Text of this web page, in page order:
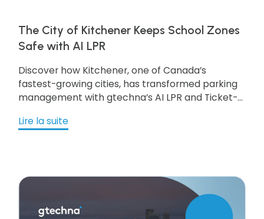
The City of Kitchener Keeps School Zones
Safe with AI LPR
Discover how Kitchener, one of Canada’s
fastest-growing cities, has transformed parking
management with gtechna’s AI LPR and Ticket-
25-35% increase in parking ticket revenue, and a
driven system that’s setting a new standard in
parking management. Read the case study for
the complete story!
Lire la suite